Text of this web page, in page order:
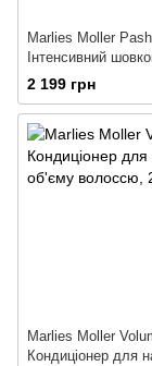
Marlies Moller
Інтенсивний
кондиціонер
2 199 грн
Marlies Moller
Кондиціонер для